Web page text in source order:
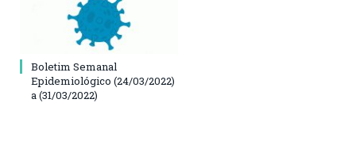
Boletim Semanal
Epidemiológico (24/03/2022)
a (31/03/2022)